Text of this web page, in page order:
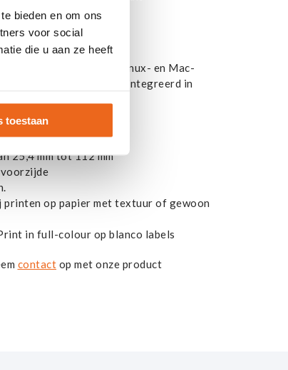
bieden en om ons
voor social
die u aan ze heeft
toestaan
SAP, ESC Label, Linux- en Mac-
naadloos worden geïntegreerd in
25,4 mm tot 112 mm
voorzijde
op papier met textuur of gewoon
in full-colour op blanco labels
contact op met onze product